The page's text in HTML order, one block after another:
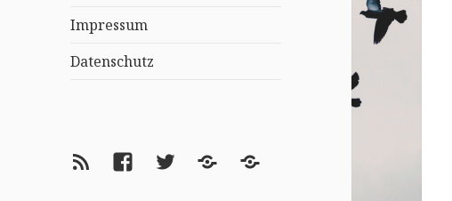
Impressum
Datenschutz
Feed FacebookTwitterLovelybooks
goodreads